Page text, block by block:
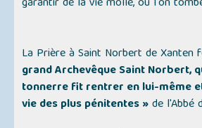
La Prière à Saint Norbert de Xanten
grand Archevêque Saint Norbert,
tonnerre fit rentrer en lui-même
vie des plus pénitentes »de l'Abbé